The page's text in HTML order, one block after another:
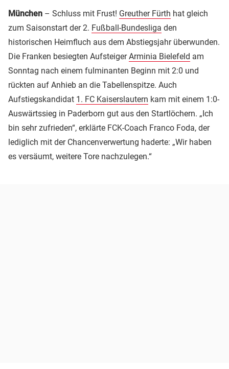
München – Schluss mit Frust! Greuther Fürth hat gleich
zum Saisonstart der 2. Fußball-Bundesliga den
historischen Heimfluch aus dem Abstiegsjahr überwunden.
Die Franken besiegten AufsteigerArminia Bielefeld am
Sonntag nach einem fulminanten Beginn mit 2:0 und
rückten auf Anhieb an die Tabellenspitze. Auch
Aufstiegskandidat 1. FC Kaiserslautern kam mit einem 1:0-
Auswärtssieg in Paderborn gut aus den Startlöchern. „Ich
bin sehr zufrieden“, erklärte FCK-Coach Franco Foda, der
lediglich mit der Chancenverwertung haderte: „Wir haben
es versäumt, weitere Tore nachzulegen.“